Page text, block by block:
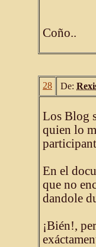
Coño..
28 De:
Los Blog
quien lo
En el
que no
dandole
¡Bién!,